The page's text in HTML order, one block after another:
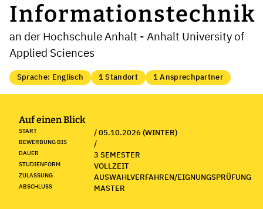
Informationstechnik
an der Hochschule Anhalt - Anhalt University of
Applied Sciences
Sprache: Englisch 1 Standort 1 Ansprechpartner
Auf einen Blick
START / 05.10.2026 (WINTER)
BEWERBUNG BIS /
DAUER 3 SEMESTER
STUDIENFORM VOLLZEIT
ZULASSUNG AUSWAHLVERFAHREN/EIGNUNGSPRÜFUNG
ABSCHLUSS MASTER